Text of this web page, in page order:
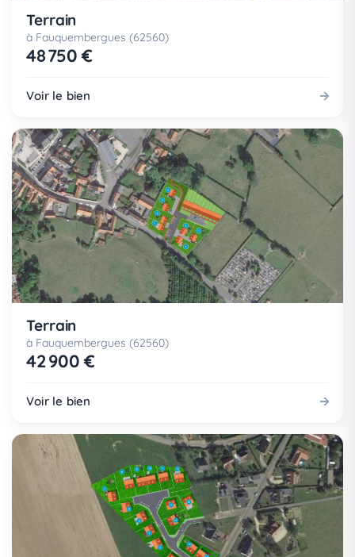
Terrain
à Fauquembergues (62560)
48 750 €
Voir le bien
Terrain
à Fauquembergues (62560)
42 900 €
Voir le bien